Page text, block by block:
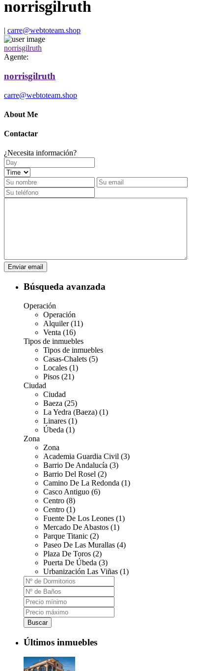
norrisgilruth
| carre@webtoteam.shop
norrisgilruth
Agente:
norrisgilruth
carre@webtoteam.shop
About Me
Contactar
¿Necesita información?
Búsqueda avanzada
Operación
Operación
Alquiler (11)
Venta (16)
Tipos de inmuebles
Tipos de inmuebles
Casas-Chalets (5)
Locales (1)
Pisos (21)
Ciudad
Ciudad
Baeza (25)
La Yedra (Baeza) (1)
Linares (1)
Úbeda (1)
Zona
Zona
Academia Guardia Civil (3)
Barrio De Andalucía (3)
Barrio Del Rosel (2)
Camino De La Redonda (1)
Casco Antiguo (6)
Centro (8)
Centro (1)
Fuente De Los Leones (1)
Mercado De Abastos (1)
Parque Titanic (2)
Paseo De Las Murallas (4)
Plaza De Toros (2)
Puerta De Úbeda (3)
Urbanización Las Viñas (1)
Buscar
Últimos inmuebles